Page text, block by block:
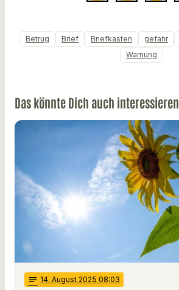
Betrug Brief Briefkasten gefahr
Warnung
Das könnte Dich auch interessieren
notes 14. August 2025 08:03